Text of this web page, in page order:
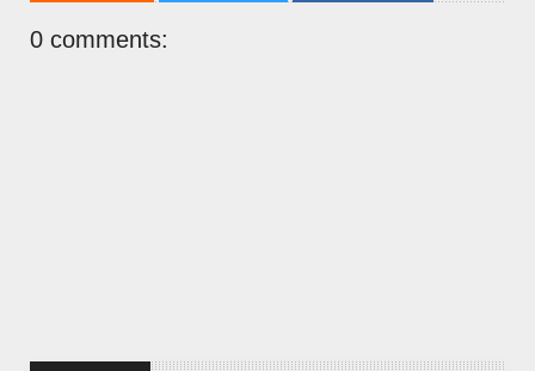
0 comments:
CÔ BÉ BÁN DIÊM